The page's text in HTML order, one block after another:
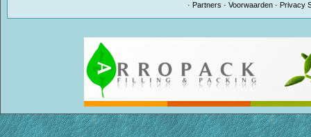
· Partners ·Voorwaarden · Privacy